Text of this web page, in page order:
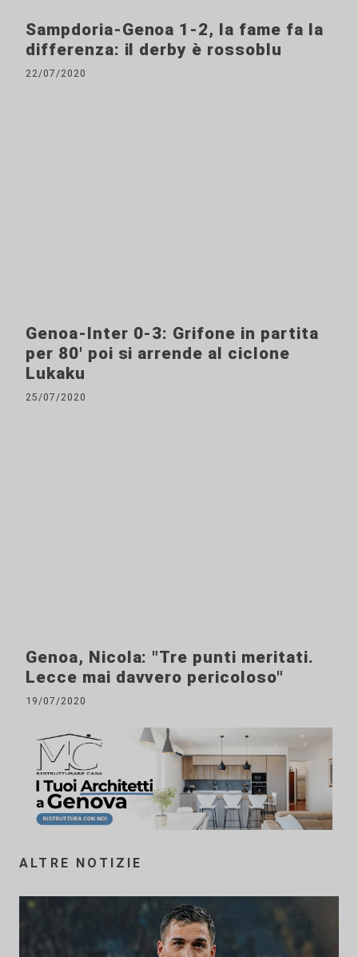
Sampdoria-Genoa 1-2, la fame fa la
differenza: il derby è rossoblu
22/07/2020
Genoa-Inter 0-3: Grifone in partita
per 80' poi si arrende al ciclone
Lukaku
25/07/2020
Genoa, Nicola: "Tre punti meritati.
Lecce mai davvero pericoloso"
19/07/2020
ALTRE NOTIZIE